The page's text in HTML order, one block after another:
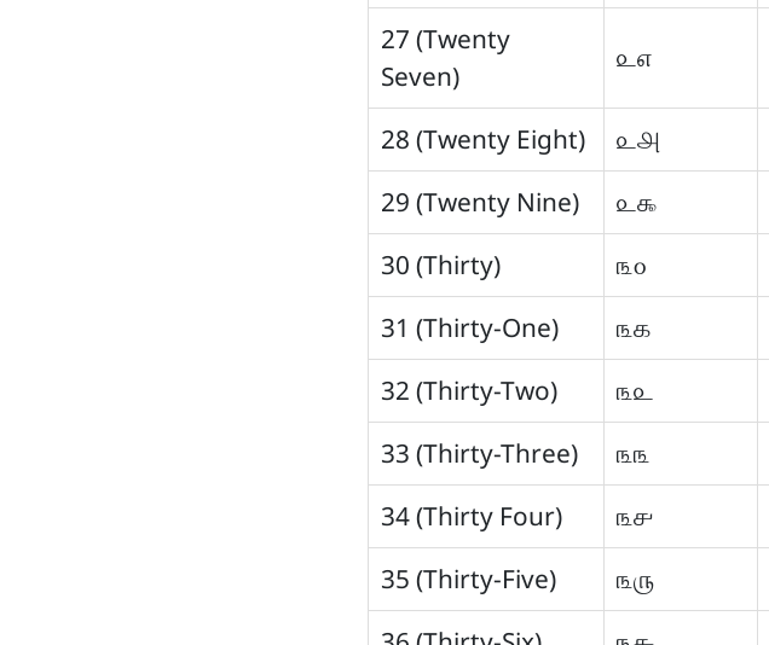
27 (Twenty
Seven)
௨௭
28 (Twenty Eight) ௨௮
29 (Twenty Nine)
௨௯
30 (Thirty)
௩௦
31 (Thirty-One)
௩௧
32 (Thirty-Two)
௩௨
33 (Thirty-Three)
௩௩
34 (Thirty Four)
௩௪
35 (Thirty-Five)
௩௫